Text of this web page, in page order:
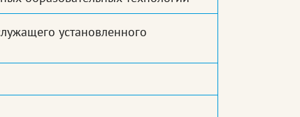
установленного